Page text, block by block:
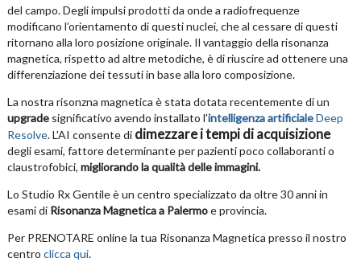
del campo. Degli impulsi prodotti da onde a radiofrequenze
modificano l’orientamento di questi nuclei, che al cessare di questi
ritornano alla loro posizione originale. Il vantaggio della risonanza
magnetica, rispetto ad altre metodiche, è di riuscire ad ottenere una
differenziazione dei tessuti in base alla loro composizione.
La nostra risonzna magnetica è stata dotata recentemente di un
upgradesignificativo avendo installato l'intelligenza artificialeDeep
Resolve. L'AI consente di dimezzare i tempi di acquisizione
degli esami, fattore determinante per pazienti poco collaboranti o
claustrofobici, migliorando la qualità delle immagini.
Lo Studio Rx Gentile è un centro specializzato da oltre 30 anni in
esami di Risonanza Magnetica a Palermoe provincia.
Per PRENOTARE online la tua Risonanza Magnetica presso il nostro
centro clicca qui.